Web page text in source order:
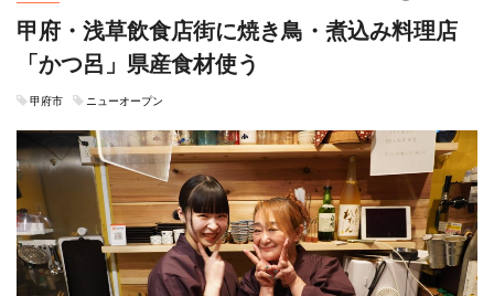
甲府・浅草飲食店街に焼き鳥・煮込み料理店
「かつ呂」県産食材使う
甲府市 ニューオープン